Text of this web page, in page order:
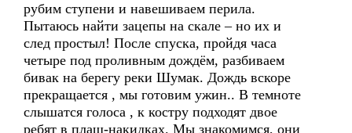
рубим ступени и навешиваем перила.
Пытаюсь найти зацепы на скале – но их и
след простыл! После спуска, пройдя часа
четыре под проливным дождём, разбиваем
бивак на берегу реки Шумак. Дождь вскоре
прекращается , мы готовим ужин.. В темноте
слышатся голоса , к костру подходят двое
ребят в плащ-накидках. Мы знакомимся, они